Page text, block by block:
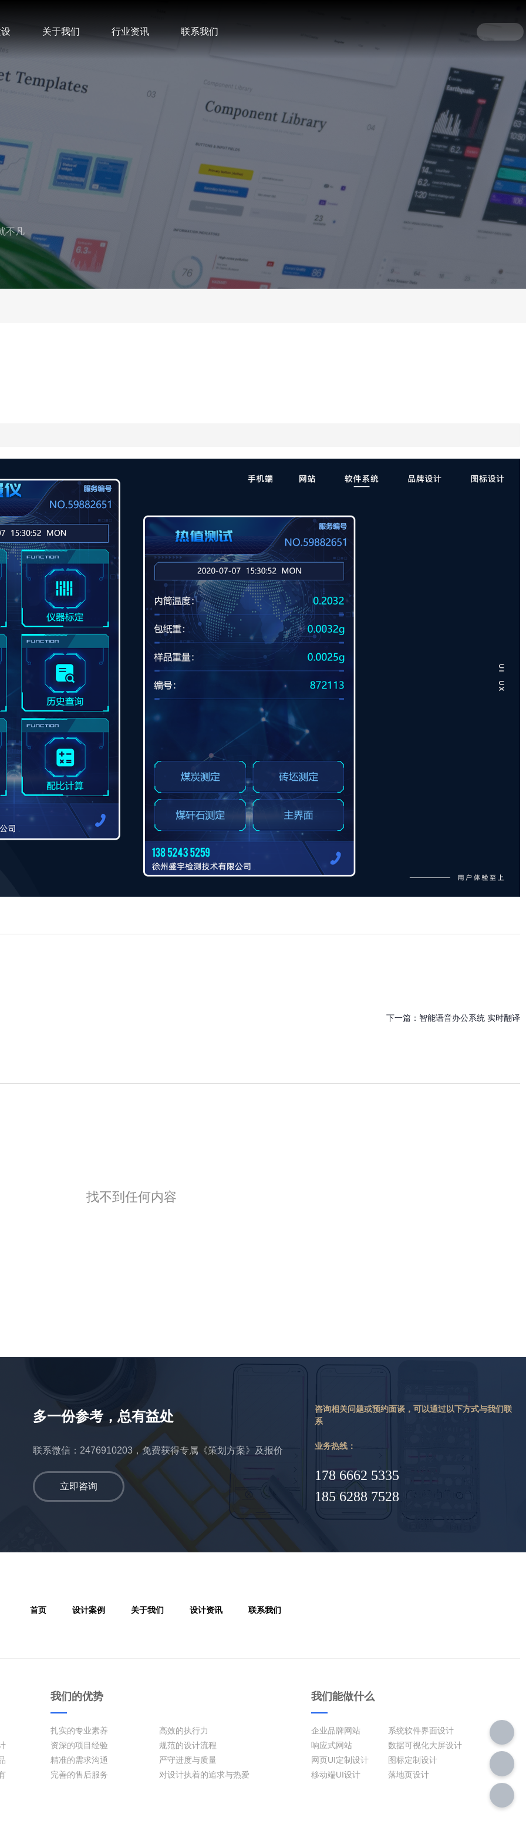
关于我们 行业资讯 联系我们
不凡
下一篇： 智能语音办公系统 实时翻译
找不到任何内容
多一份参考，总有益处
联系微信：2476910203，免费获得专属《策划方案》及报价
立即咨询
咨询相关问题或预约面谈，可以通过以下方式与我们联
系
业务热线：
178 6662 5335
185 6288 7528
首页 设计案例 关于我们 设计资讯 联系我们
我们的优势
扎实的专业素养
资深的项目经验
精准的需求沟通
完善的售后服务
高效的执行力
规范的设计流程
严守进度与质量
对设计执着的追求与热爱
我们能做什么
企业品牌网站
响应式网站
网页UI定制设计
移动端UI设计
系统软件界面设计
数据可视化大屏设计
图标定制设计
落地页设计